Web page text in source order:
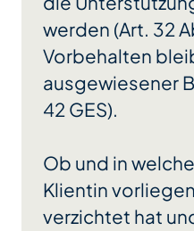
werden (Art. 32
Vorbehalten
ausgewiesener
42 GES).
Ob und in
Klientin
verzichtet hat